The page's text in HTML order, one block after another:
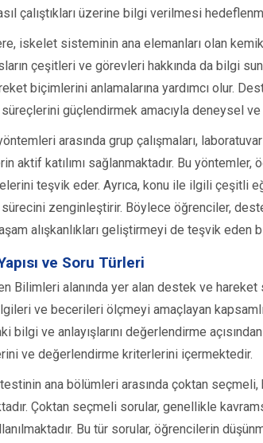
çalıştıkları üzerine bilgi verilmesi
iskelet sisteminin ana elemanları olan
çeşitleri ve görevleri hakkında da bilgi
biçimlerini anlamalarına yardımcı olur.
güçlendirmek amacıyla deneysel
arasında grup çalışmaları,
aktif katılımı sağlanmaktadır. Bu yöntemler,
teşvik eder. Ayrıca, konu ile ilgili çeşitli
zenginleştirir. Böylece öğrenciler,
alışkanlıkları geliştirmeyi de teşvik eden
ve Soru Türleri
Bilimleri alanında yer alan destek ve
ve becerileri ölçmeyi amaçlayan
bilgi ve anlayışlarını değerlendirme
ve değerlendirme kriterlerini içermektedir.
testinin ana bölümleri arasında çoktan
Çoktan seçmeli sorular, genellikle
Bu tür sorular, öğrencilerin